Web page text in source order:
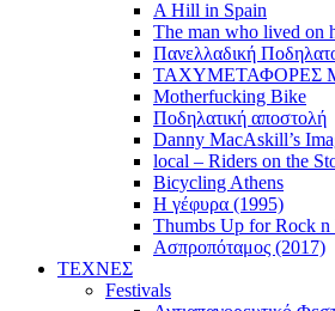
A Hill in Spain
The man who lived on
Πανελλαδική
ΤΑΧΥΜΕΤΑΦΟΡΕΣ
Motherfucking Bike
Ποδηλατική αποστολή
Danny MacAskill’s
local – Riders on the
Bicycling Athens
Η γέφυρα (1995)
Thumbs Up for Rock n
Ασπροπόταμος (2017)
ΤΕΧΝΕΣ
Festivals